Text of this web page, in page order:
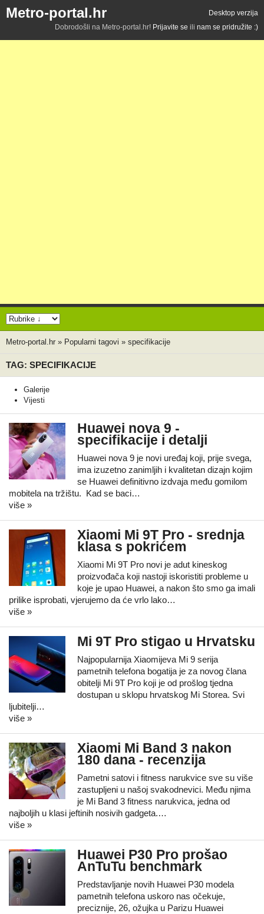
Metro-portal.hr
Desktop verzija
Dobrodošli na Metro-portal.hr! Prijavite se ili nam se pridružite :)
Metro-portal.hr » Popularni tagovi » specifikacije
TAG: SPECIFIKACIJE
Galerije
Vijesti
Huawei nova 9 -
specifikacije i detalji
Huawei nova 9 je novi uređaj koji, prije svega,
ima izuzetno zanimljih i kvalitetan dizajn kojim
se Huawei definitivno izdvaja među gomilom
mobitela na tržištu. Kad se baci…
više »
Xiaomi Mi 9T Pro - srednja
klasa s pokrićem
Xiaomi Mi 9T Pro novi je adut kineskog
proizvođača koji nastoji iskoristiti probleme u
koje je upao Huawei, a nakon što smo ga imali
prilike isprobati, vjerujemo da će vrlo lako…
više »
Mi 9T Pro stigao u Hrvatsku
Najpopularnija Xiaomijeva Mi 9 serija
pametnih telefona bogatija je za novog člana
obitelji Mi 9T Pro koji je od prošlog tjedna
dostupan u sklopu hrvatskog Mi Storea. Svi
ljubitelji…
više »
Xiaomi Mi Band 3 nakon
180 dana - recenzija
Pametni satovi i fitness narukvice sve su više
zastupljeni u našoj svakodnevici. Među njima
je Mi Band 3 fitness narukvica, jedna od
najboljih u klasi jeftinih nosivih gadgeta.…
više »
Huawei P30 Pro prošao
AnTuTu benchmark
Predstavljanje novih Huawei P30 modela
pametnih telefona uskoro nas očekuje,
preciznije, 26, ožujka u Parizu Huawei